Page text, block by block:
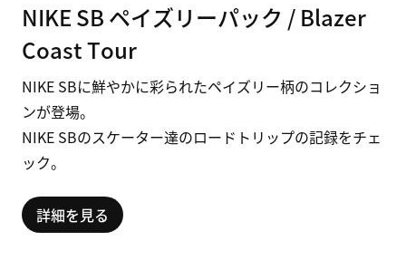
NIKE SB ペイズリーパック / Blazer
Coast Tour
NIKE SBに鮮やかに彩られたペイズリー柄のコレクショ
ンが登場。
NIKE SBのスケーター達のロードトリップの記録をチェ
ック。
詳細を見る